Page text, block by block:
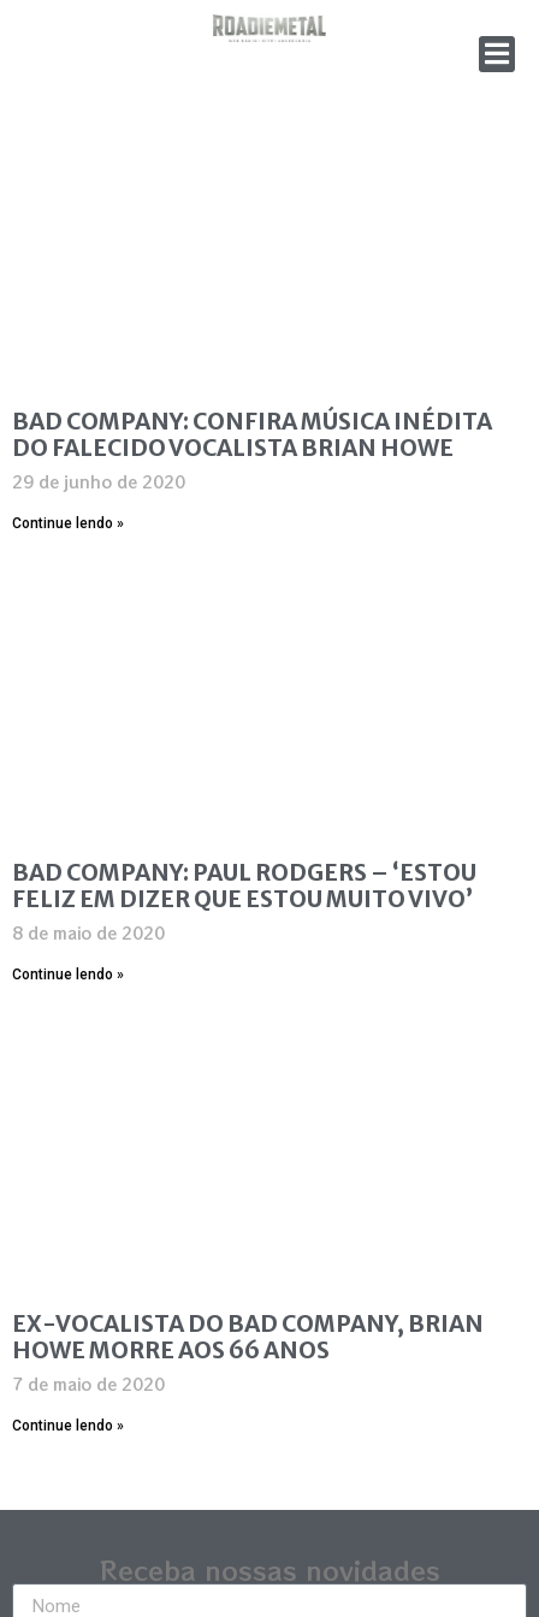
BAD COMPANY: CONFIRA MÚSICA INÉDITA
DO FALECIDO VOCALISTA BRIAN HOWE
29 de junho de 2020
Continue lendo »
BAD COMPANY: PAUL RODGERS – ‘ESTOU
FELIZ EM DIZER QUE ESTOU MUITO VIVO’
8 de maio de 2020
Continue lendo »
EX-VOCALISTA DO BAD COMPANY, BRIAN
HOWE MORRE AOS 66 ANOS
7 de maio de 2020
Continue lendo »
Receba nossas novidades